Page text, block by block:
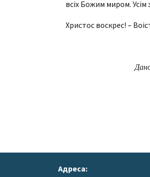
всіх Божим миром. Усім
Христос воскрес! –
Адреса: